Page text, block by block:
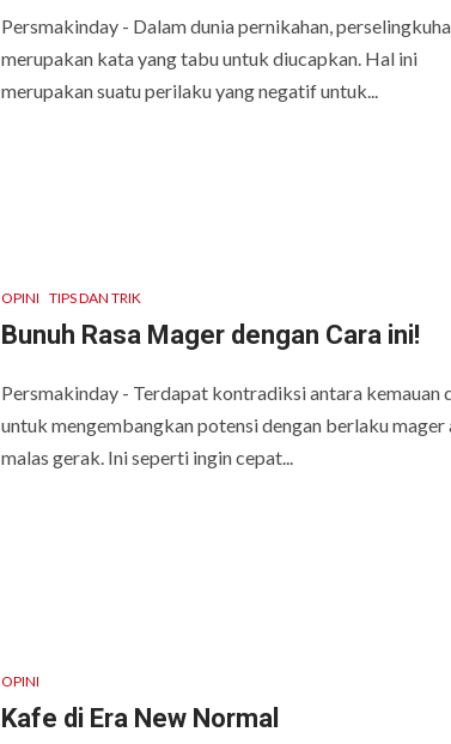
Persmakinday - Dalam dunia pernikahan,
merupakan kata yang tabu untuk diucapkan. Hal ini
merupakan suatu perilaku yang negatif untuk...
OPINI TIPS DAN TRIK
Bunuh Rasa Mager dengan Cara ini!
Persmakinday - Terdapat kontradiksi antara kemauan
untuk mengembangkan potensi dengan berlaku mager
malas gerak. Ini seperti ingin cepat...
OPINI
Kafe di Era New Normal